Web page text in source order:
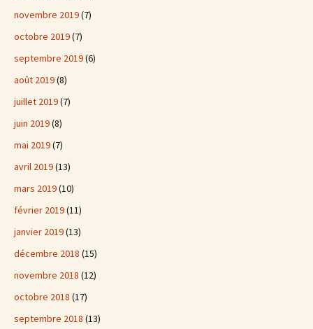
novembre 2019(7)
octobre 2019(7)
septembre 2019(6)
août 2019(8)
juillet 2019(7)
juin 2019(8)
mai 2019(7)
avril 2019(13)
mars 2019(10)
février 2019(11)
janvier 2019(13)
décembre 2018 (15)
novembre 2018 (12)
octobre 2018 (17)
septembre 2018 (13)